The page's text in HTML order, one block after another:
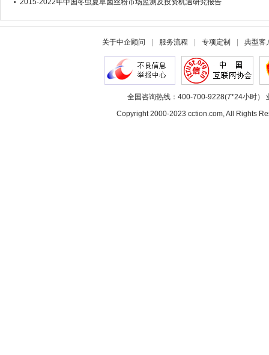
2015-2022年中国冬虫夏草菌丝粉市场监测及投资机遇研究报告
关于中企顾问 服务流程 专项定制 典型客
全国咨询热线：400-700-9228(7*24小时）
Copyright 2000-2023 cction.com, All Rights